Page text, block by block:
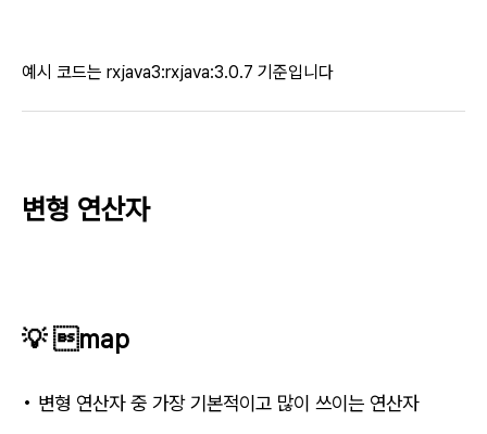
예시 코드는 rxjava3:rxjava:3.0.7 기준입니다
변형 연산자
💡 map
• 변형 연산자 중 가장 기본적이고 많이 쓰이는 연산자